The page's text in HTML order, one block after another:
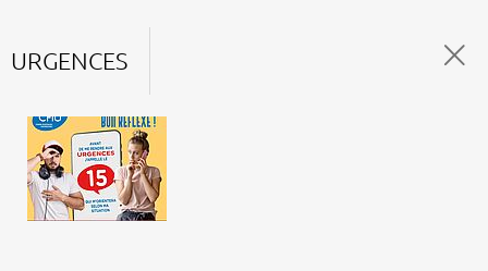
URGENCES